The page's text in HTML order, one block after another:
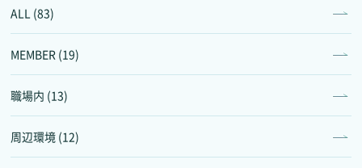
ALL (83)
MEMBER (19)
職場内 (13)
周辺環境 (12)